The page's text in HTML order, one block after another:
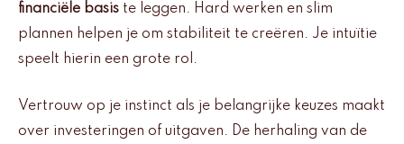
financiële basis te leggen. Hard werken en slim
plannen helpen je om stabiliteit te creëren. Je intuïtie
speelt hierin een grote rol.
Vertrouw op je instinct als je belangrijke keuzes maakt
over investeringen of uitgaven. De herhaling van de